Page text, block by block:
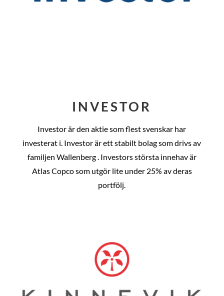
INVESTOR
Investor är den aktie som flest svenskar har
investerat i. Investor är ett stabilt bolag som drivs av
familjen Wallenberg . Investors största innehav är
Atlas Copco som utgör lite under 25% av deras
portfölj.